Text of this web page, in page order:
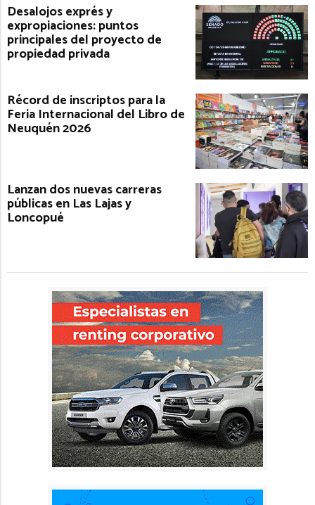
Desalojos exprés y
expropiaciones: puntos
principales del proyecto de
propiedad privada
Récord de inscriptos para la
Feria Internacional del Libro de
Neuquén 2026
Lanzan dos nuevas carreras
públicas en Las Lajas y
Loncopué